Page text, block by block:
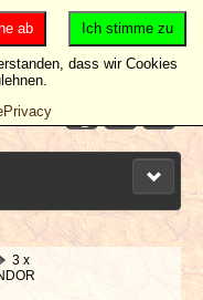
3 x
Ich stimme zu
ab
dass wir Cookies